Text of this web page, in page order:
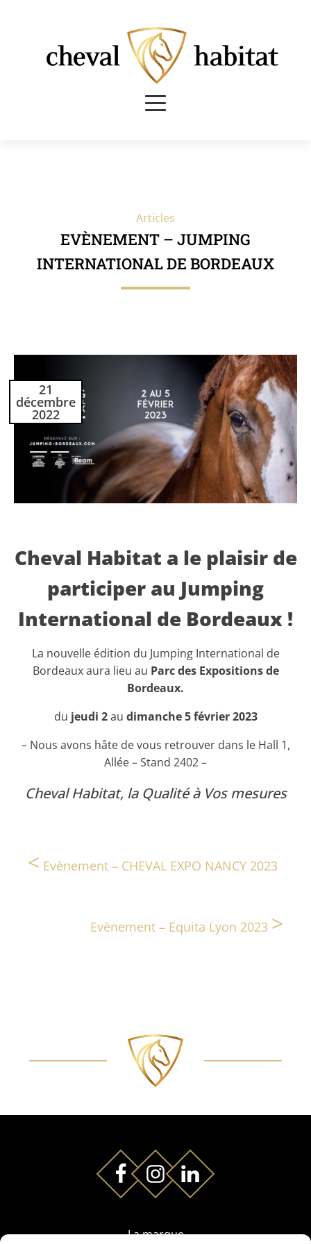
Articles
EVÈNEMENT – JUMPING
INTERNATIONAL DE BORDEAUX
21
décembre
2022
Cheval Habitat a le plaisir de
participer au Jumping
International de Bordeaux !
La nouvelle édition du Jumping International de
Bordeaux aura lieu au Parc des Expositions de
Bordeaux.
du jeudi 2au dimanche 5 février 2023
– Nous avons hâte de vous retrouver dans le Hall 1,
Allée – Stand 2402 –
Cheval Habitat, la Qualité à Vos mesures
< Evènement – CHEVAL EXPO NANCY 2023
Evènement – Equita Lyon 2023 >
La marque